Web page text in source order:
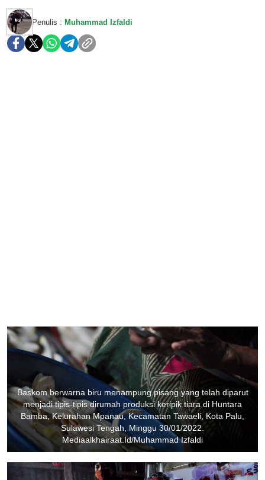
Penulis : Muhammad Izfaldi
Baskom berwarna biru menampung pisang yang telah diparut
menjadi tipis-tipis dirumah produksi keripik tiara di Huntara
Bamba, Kelurahan Mpanau, Kecamatan Tawaeli, Kota Palu,
Sulawesi Tengah, Minggu 30/01/2022.
Mediaalkhairaat.Id/Muhammad Izfaldi